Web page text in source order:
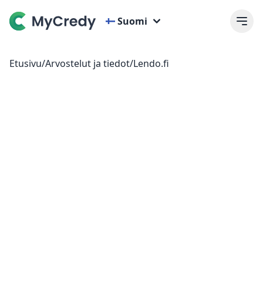
Suomi
Etusivu/Arvostelut ja tiedot/Lendo.fi